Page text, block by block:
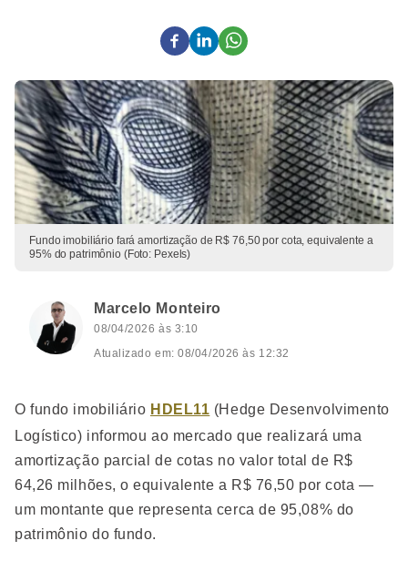
Fundo imobiliário fará amortização de R$ 76,50 por cota, equivalente a
95% do patrimônio (Foto: Pexels)
Marcelo Monteiro
08/04/2026 às 3:10
Atualizado em: 08/04/2026 às 12:32
O fundo imobiliário HDEL11 (Hedge Desenvolvimento
Logístico) informou ao mercado que realizará uma
amortização parcial de cotas no valor total de R$
64,26 milhões, o equivalente a R$ 76,50 por cota —
um montante que representa cerca de 95,08% do
patrimônio do fundo.